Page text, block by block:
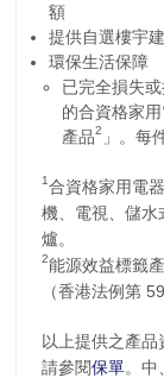
額
提供自選樓宇
環保生活保障
已完全損失
的合資格家
產品2 」。每
1合資格家用電
機、電視、儲水
爐。
2能源效益標籤
（香港法例第
以上提供之產品
請參閱保單。中